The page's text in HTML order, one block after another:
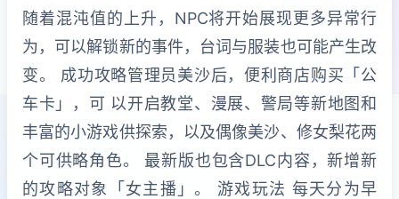
随着混沌值的上升，NPC将开始展现更多异常行
为，可以解锁新的事件，台词与服装也可能产生改
变。 成功攻略管理员美沙后，便利商店购买「公
车卡」，可 以开启教堂、漫展、警局等新地图和
丰富的小游戏供探索，以及偶像美沙、修女梨花两
个可供略角色。 最新版也包含DLC内容，新增新
的攻略对象「女主播」。 游戏玩法 每天分为早